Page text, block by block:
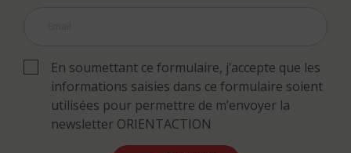
En soumettant ce formulaire, j’accepte que les
informations saisies dans ce formulaire soient
utilisées pour permettre de m’envoyer la
newsletter ORIENTACTION